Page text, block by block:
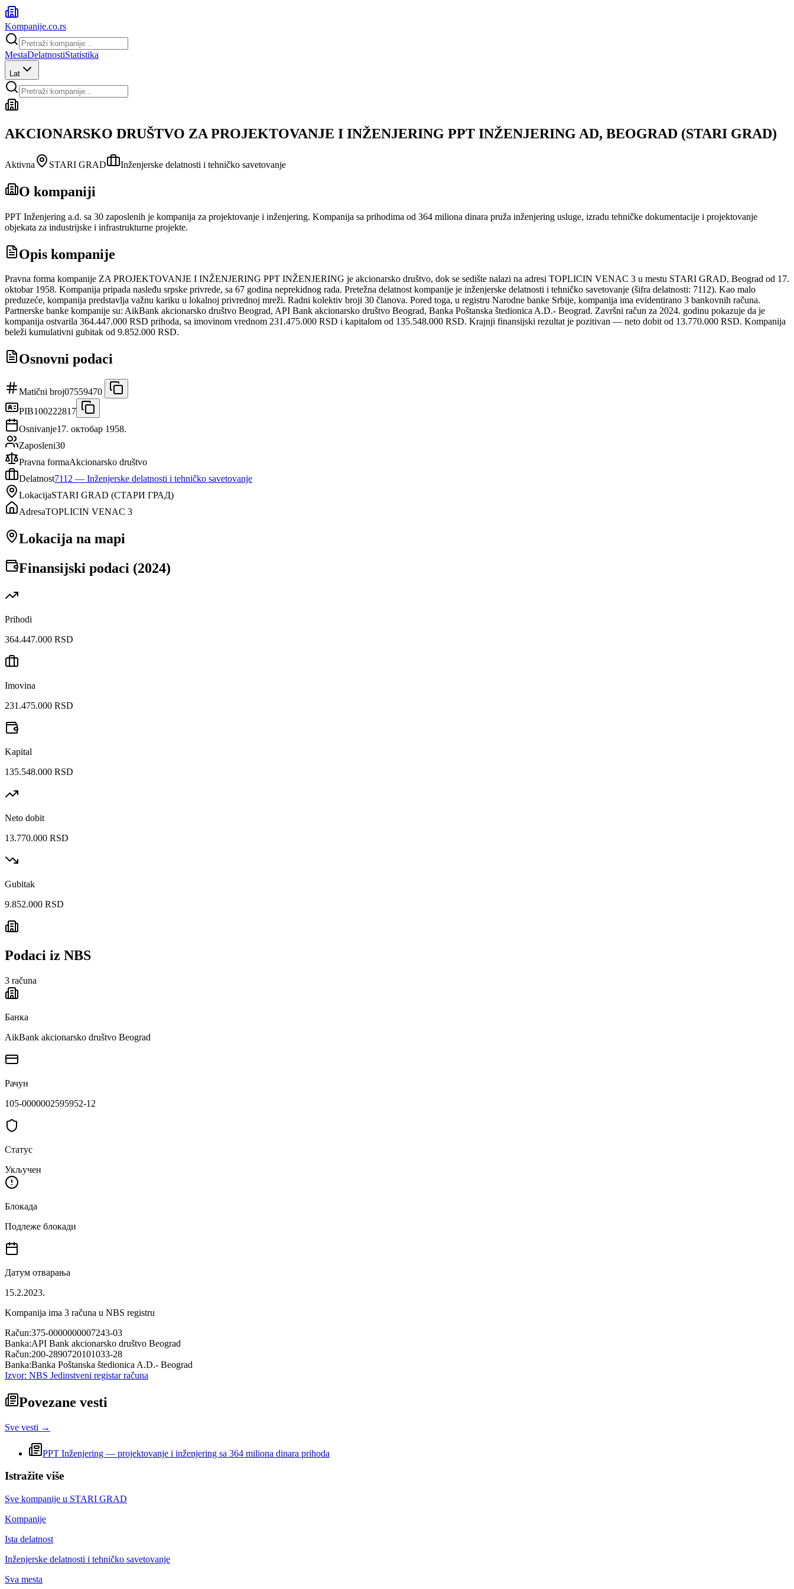
Kompanije.co.rs
MestaDelatnostiStatistika
Lat
AKCIONARSKO DRUŠTVO ZA PROJEKTOVANJE I INŽENJERING PPT INŽENJERING AD, BEOGRAD (STARI GRAD)
Aktivna STARI GRAD Inženjerske delatnosti i tehničko savetovanje
O kompaniji
PPT Inženjering a.d. sa 30 zaposlenih je kompanija za projektovanje i inženjering. Kompanija sa prihodima od 364 miliona dinara pruža inženjering usluge, izradu tehničke dokumentacije i projektovanje
objekata za industrijske i infrastrukturne projekte.
Opis kompanije
Pravna forma kompanije ZA PROJEKTOVANJE I INŽENJERING PPT INŽENJERING je akcionarsko društvo, dok se sedište nalazi na adresi TOPLICIN VENAC 3 u mestu STARI GRAD, Beograd od 17.
oktobar 1958. Kompanija pripada nasleđu srpske privrede, sa 67 godina neprekidnog rada. Pretežna delatnost kompanije je inženjerske delatnosti i tehničko savetovanje (šifra delatnosti: 7112). Kao malo
preduzeće, kompanija predstavlja važnu kariku u lokalnoj privrednoj mreži. Radni kolektiv broji 30 članova. Pored toga, u registru Narodne banke Srbije, kompanija ima evidentirano 3 bankovnih računa.
Partnerske banke kompanije su: AikBank akcionarsko društvo Beograd, API Bank akcionarsko društvo Beograd, Banka Poštanska štedionica A.D.- Beograd. Završni račun za 2024. godinu pokazuje da je
kompanija ostvarila 364.447.000 RSD prihoda, sa imovinom vrednom 231.475.000 RSD i kapitalom od 135.548.000 RSD. Krajnji finansijski rezultat je pozitivan — neto dobit od 13.770.000 RSD. Kompanija
beleži kumulativni gubitak od 9.852.000 RSD.
Osnovni podaci
Matični broj07559470
PIB100222817
Osnivanje17. октобар 1958.
Zaposleni30
Pravna formaAkcionarsko društvo
Delatnost7112 — Inženjerske delatnosti i tehničko savetovanje
LokacijaSTARI GRAD (СТАРИ ГРАД)
AdresaTOPLICIN VENAC 3
Lokacija na mapi
Finansijski podaci (2024)
Prihodi
364.447.000 RSD
Imovina
231.475.000 RSD
Kapital
135.548.000 RSD
Neto dobit
13.770.000 RSD
Gubitak
9.852.000 RSD
Podaci iz NBS
3 računa
Банка
AikBank akcionarsko društvo Beograd
Рачун
105-0000002595952-12
Статус
Укључен
Блокада
Подлеже блокади
Датум отварања
15.2.2023.
Kompanija ima 3 računa u NBS registru
Račun:375-0000000007243-03
Banka:API Bank akcionarsko društvo Beograd
Račun:200-2890720101033-28
Banka:Banka Poštanska štedionica A.D.- Beograd
Izvor: NBS Jedinstveni registar računa
Povezane vesti
Sve vesti →
PPT Inženjering — projektovanje i inženjering sa 364 miliona dinara prihoda
Istražite više
Sve kompanije u STARI GRAD
Kompanije
Ista delatnost
Inženjerske delatnosti i tehničko savetovanje
Sva mesta